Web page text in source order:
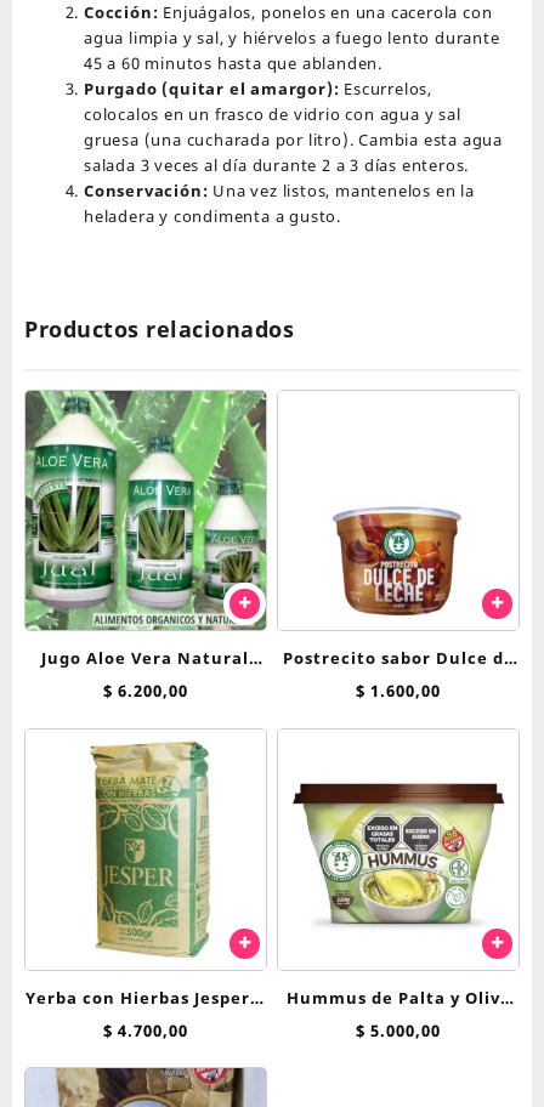
Cocción: Enjuágalos, ponelos en una cacerola con
agua limpia y sal, y hiérvelos a fuego lento durante
45 a 60 minutos hasta que ablanden.
Purgado (quitar el amargor): Escurrelos,
colocalos en un frasco de vidrio con agua y sal
gruesa (una cucharada por litro). Cambia esta agua
salada 3 veces al día durante 2 a 3 días enteros.
Conservación: Una vez listos, mantenelos en la
heladera y condimenta a gusto.
Productos relacionados
Jugo Aloe Vera Natural
Jual x 250 cc
$ 6.200,00
Postrecito sabor Dulce de
leche Felices las Vacas
$ 1.600,00
Yerba con Hierbas Jesper x
500 g Menta, Peperina y
$ 4.700,00
Hummus de Palta y Oliva
Felices Las Vacas
$ 5.000,00